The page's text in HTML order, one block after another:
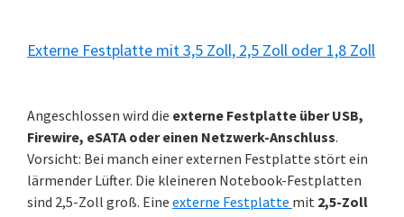
Externe Festplatte mit 3,5 Zoll, 2,5 Zoll oder 1,8 Zoll
Angeschlossen wird die externe Festplatte über USB,
Firewire, eSATA oder einen Netzwerk-Anschluss.
Vorsicht: Bei manch einer externen Festplatte stört ein
lärmender Lüfter. Die kleineren Notebook-Festplatten
sind 2,5-Zoll groß. Eine externe Festplatte mit 2,5-Zoll